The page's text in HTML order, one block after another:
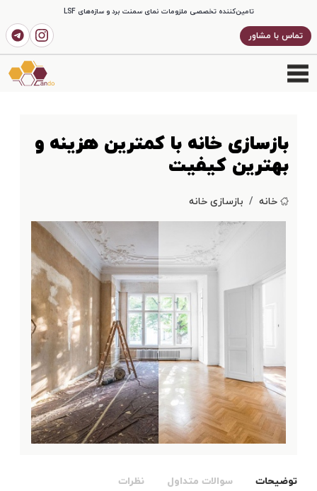
تامین‌کننده تخصصی ملزومات نمای سمنت برد و سازه‌های LSF
تماس با مشاور
بازسازی خانه با کمترین هزینه و
بهترین کیفیت
خانه بازسازی خانه
توضیحات سوالات متداول نظرات